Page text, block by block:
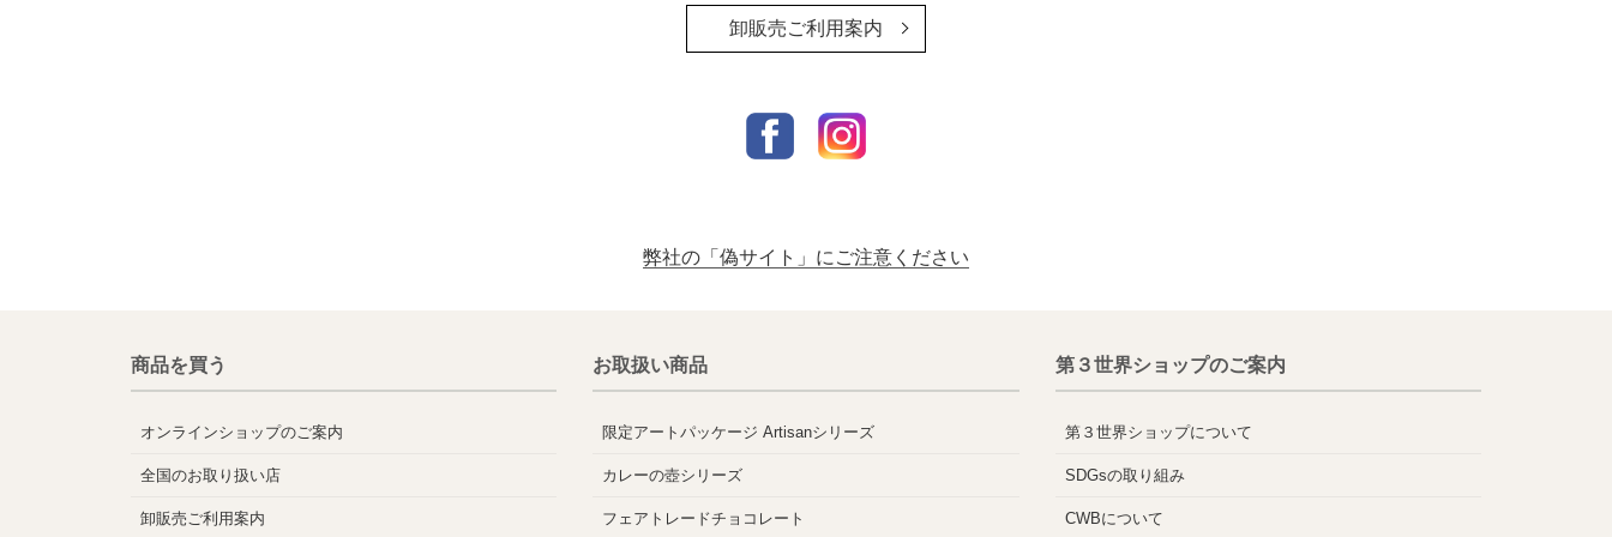
卸販売ご利用案内
弊社の「偽サイト」にご注意ください
商品を買う
オンラインショップのご案内
全国のお取り扱い店
卸販売ご利用案内
お取扱い商品
限定アートパッケージ Artisanシリーズ
カレーの壺シリーズ
フェアトレードチョコレート
第３世界ショップのご案内
第３世界ショップについて
SDGsの取り組み
CWBについて